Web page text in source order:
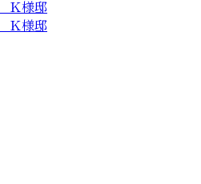
Ｋ様邸
Ｋ様邸